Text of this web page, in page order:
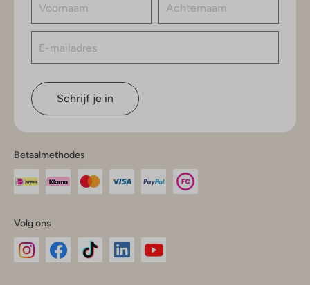
Schrijf je in
Betaalmethodes
Volg ons